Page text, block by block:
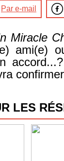
Par e-mail
Miracle
ami(e)
LES